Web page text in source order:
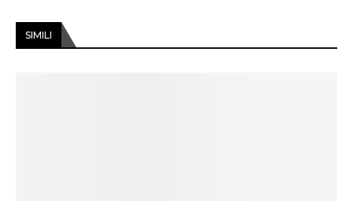
SIMILI